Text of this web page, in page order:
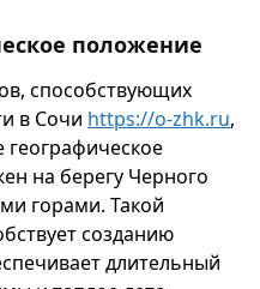
положение
способствующих
в Сочи https://o-zhk.ru,
географическое
на берегу Черного
горами. Такой
созданию
длительный